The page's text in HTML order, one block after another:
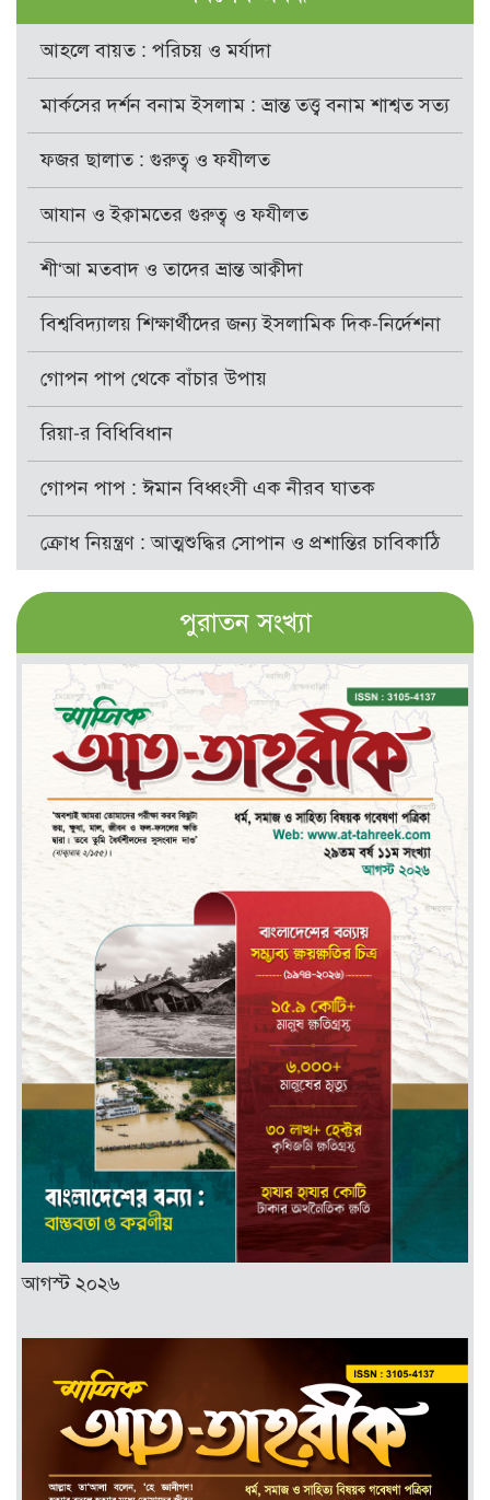
আহলে বায়ত : পরিচয় ও মর্যাদা
মার্কসের দর্শন বনাম ইসলাম : ভ্রান্ত তত্ত্ব বনাম শাশ্বত সত্য
ফজর ছালাত : গুরুত্ব ও ফযীলত
আযান ও ইক্বামতের গুরুত্ব ও ফযীলত
শী‘আ মতবাদ ও তাদের ভ্রান্ত আক্বীদা
বিশ্ববিদ্যালয় শিক্ষার্থীদের জন্য ইসলামিক দিক-নির্দেশনা
গোপন পাপ থেকে বাঁচার উপায়
রিয়া-র বিধিবিধান
গোপন পাপ : ঈমান বিধ্বংসী এক নীরব ঘাতক
ক্রোধ নিয়ন্ত্রণ : আত্মশুদ্ধির সোপান ও প্রশান্তির চাবিকাঠি
পুরাতন সংখ্যা
আগস্ট ২০২৬